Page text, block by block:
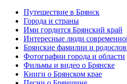
Путешествие в Брянск
Города и страны
Ими гордится Брянский край
Интересные люди
Брянские фамилии и
Фотографии города и области
Фильмы и видео о Брянске
Книги о Брянском крае